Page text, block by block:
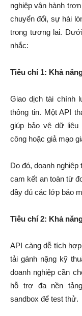
nghiệp vận hành
chuyển đổi, sự hài
trong tương lai.
nhắc:
Tiêu chí 1: Khả
Giao dịch tài chính
thông tin. Một API
giúp bảo vệ dữ
công hoặc giả mạo
Do đó, doanh
cam kết an toàn từ
đầy đủ các lớp bảo
Tiêu chí 2: Khả
API càng dễ tích
tải gánh nặng kỹ
doanh nghiệp cần
hỗ trợ đa nền
sandbox để test thử.